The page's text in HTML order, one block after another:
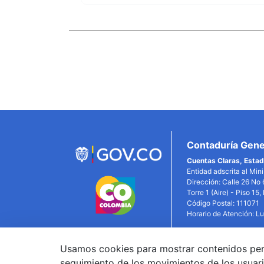
Contaduría
Cuentas Claras,
Entidad adscrita al
Dirección: Calle 26 No
Torre 1 (Aire) - Piso
Código Postal: 111071
Horario de Atención:
Usamos cookies para mostrar contenidos